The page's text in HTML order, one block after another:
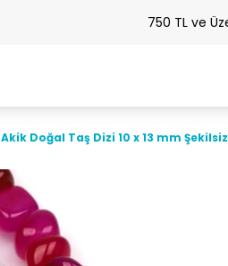
750 TL ve
Akik Doğal Taş Dizi 10 x 13 mm